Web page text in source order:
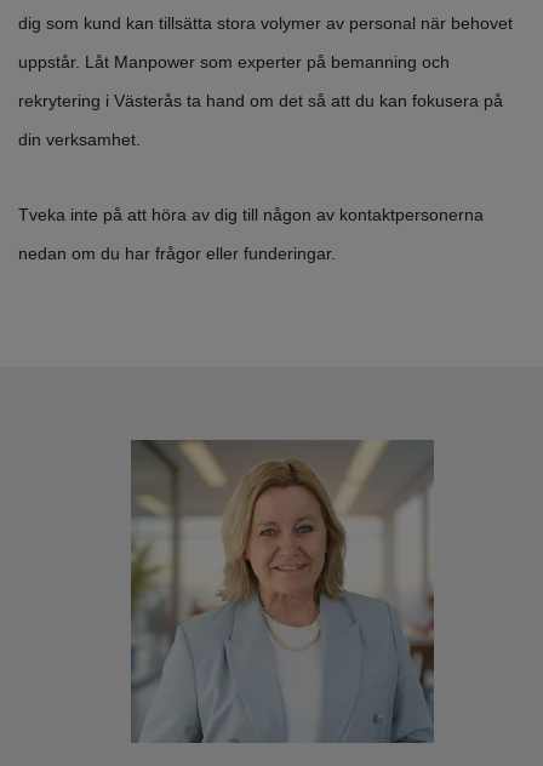
dig som kund kan tillsätta stora volymer av personal när behovet
uppstår. Låt Manpower som experter på bemanning och
rekrytering i Västerås ta hand om det så att du kan fokusera på
din verksamhet.
Tveka inte på att höra av dig till någon av kontaktpersonerna
nedan om du har frågor eller funderingar.